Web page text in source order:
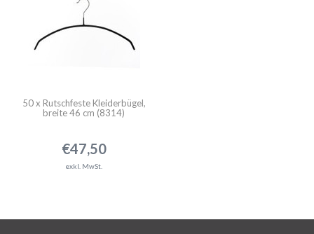
50 x Rutschfeste Kleiderbügel,
breite 46 cm (8314)
€47,50
exkl. MwSt.